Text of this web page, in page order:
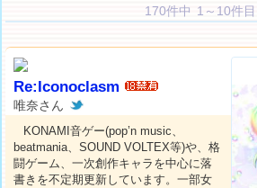
170件中 1～10件目
Re:Iconoclasm
唯奈さん
KONAMI音ゲー(pop’n music、
beatmania、SOUND VOLTEX等)や、格
闘ゲーム、一次創作キャラを中心に落
書きを不定期更新しています。一部女